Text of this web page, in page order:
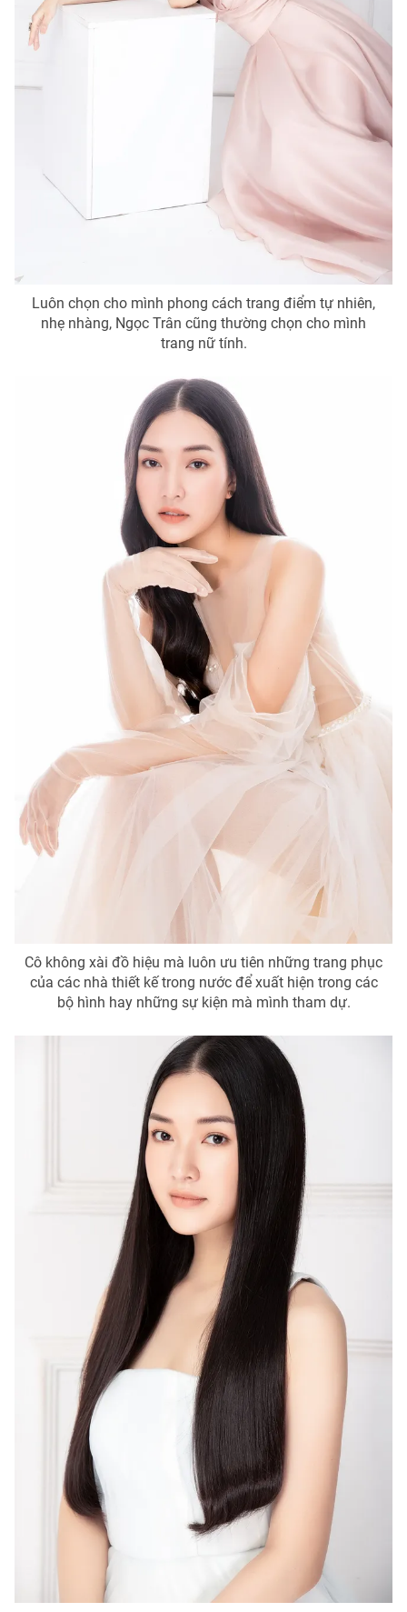
Luôn chọn cho mình phong cách trang điểm tự nhiên,
nhẹ nhàng, Ngọc Trân cũng thường chọn cho mình
trang nữ tính.
Cô không xài đồ hiệu mà luôn ưu tiên những trang phục
của các nhà thiết kế trong nước để xuất hiện trong các
bộ hình hay những sự kiện mà mình tham dự.